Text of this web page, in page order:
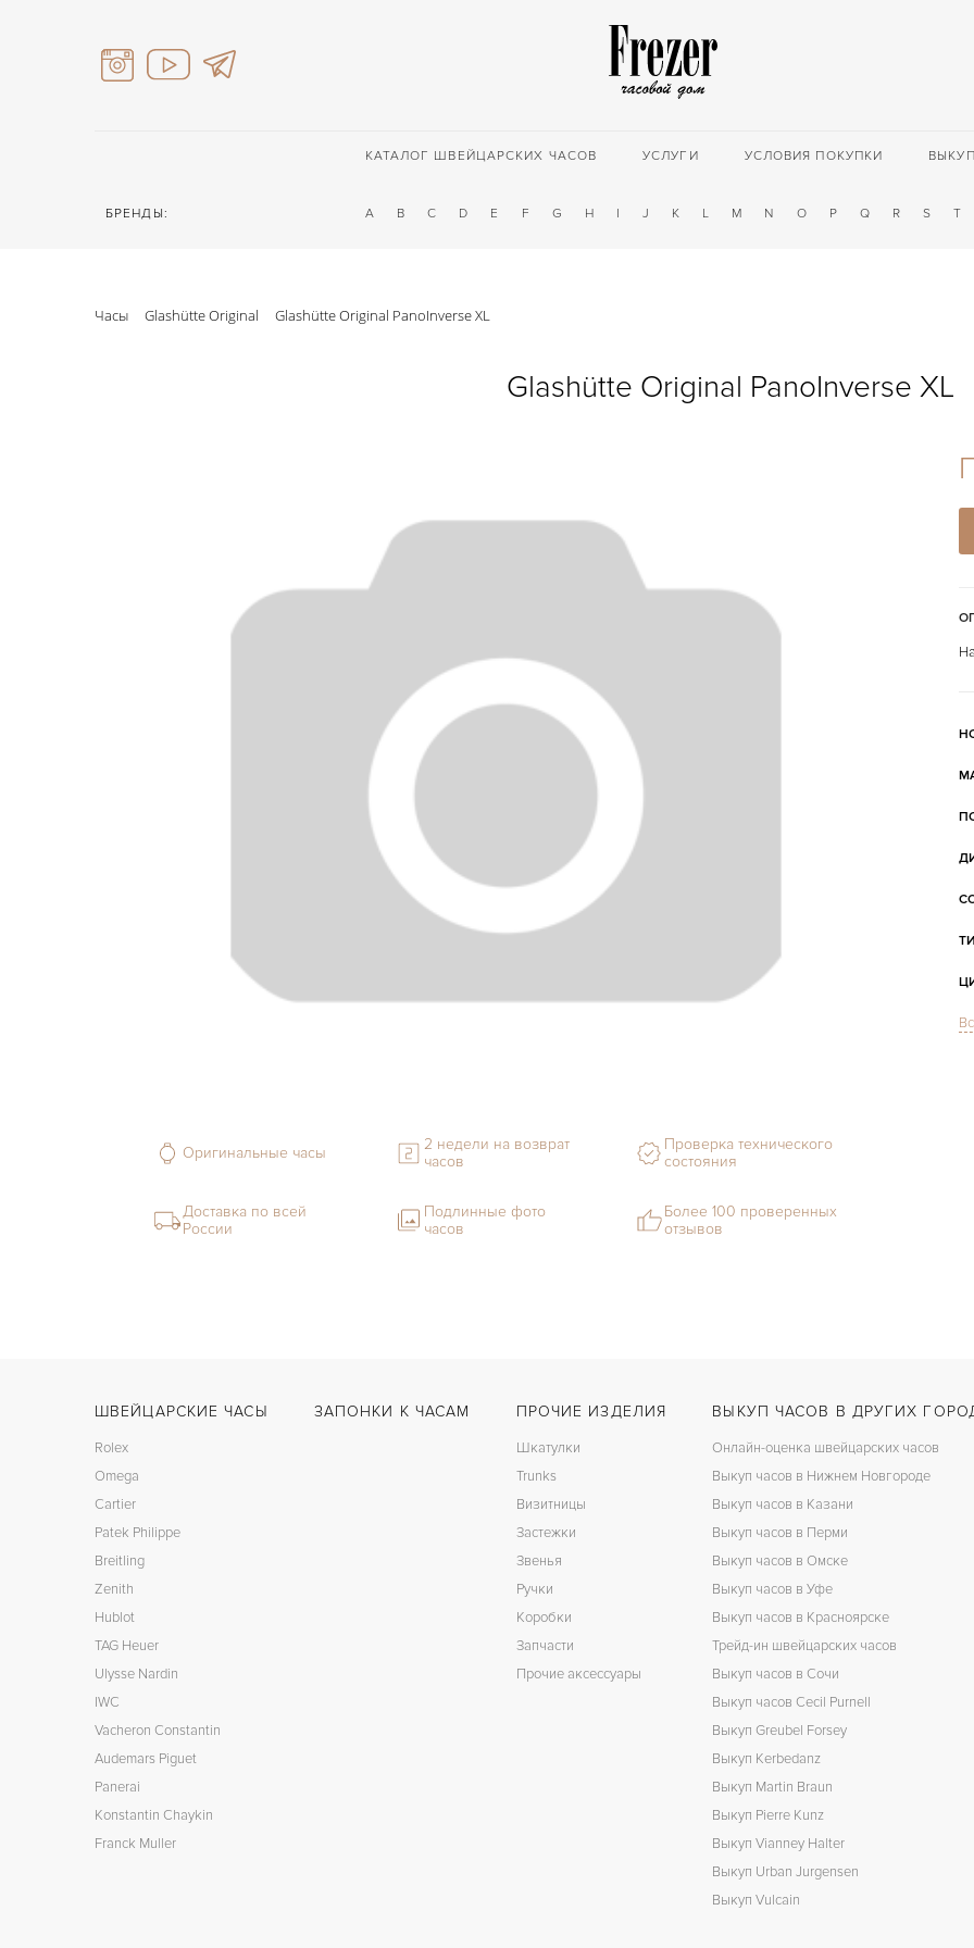
КАТАЛОГ ШВЕЙЦАРСКИХ ЧАСОВ УСЛУГИ УСЛОВИЯ ПОКУПКИ ВЫКУП
БРЕНДЫ: A B C D E F G H I J K L M N O P Q R S T
Часы Glashütte Original Glashütte Original PanoInverse XL
Glashütte Original PanoInverse XL
Оригинальные часы
2 недели на возврат
часов
Проверка технического
состояния
Доставка по всей
России
Подлинные фото
часов
Более 100 проверенных
отзывов
ШВЕЙЦАРСКИЕ ЧАСЫ
Rolex
Omega
Cartier
Patek Philippe
Breitling
Zenith
Hublot
TAG Heuer
Ulysse Nardin
IWC
Vacheron Constantin
Audemars Piguet
Panerai
Konstantin Chaykin
Franck Muller
ЗАПОНКИ К ЧАСАМ ПРОЧИЕ ИЗДЕЛИЯ
Шкатулки
Trunks
Визитницы
Застежки
Звенья
Ручки
Коробки
Запчасти
Прочие аксессуары
ВЫКУП ЧАСОВ В ДРУГИХ
Онлайн-оценка швейцарских часов
Выкуп часов в Нижнем Новгороде
Выкуп часов в Казани
Выкуп часов в Перми
Выкуп часов в Омске
Выкуп часов в Уфе
Выкуп часов в Красноярске
Трейд-ин швейцарских часов
Выкуп часов в Сочи
Выкуп часов Cecil Purnell
Выкуп Greubel Forsey
Выкуп Kerbedanz
Выкуп Martin Braun
Выкуп Pierre Kunz
Выкуп Vianney Halter
Выкуп Urban Jurgensen
Выкуп Vulcain